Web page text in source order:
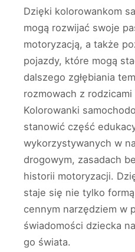
Dzięki kolorowankom
mogą rozwijać swoje
motoryzacją, a także
pojazdy, które mogą
dalszego zgłębiania
rozmowach z
Kolorowanki
stanowić część
wykorzystywanych w
drogowym, zasadach
historii motoryzacji.
staje się nie tylko
cennym narzędziem w
świadomości dziecka
go świata.